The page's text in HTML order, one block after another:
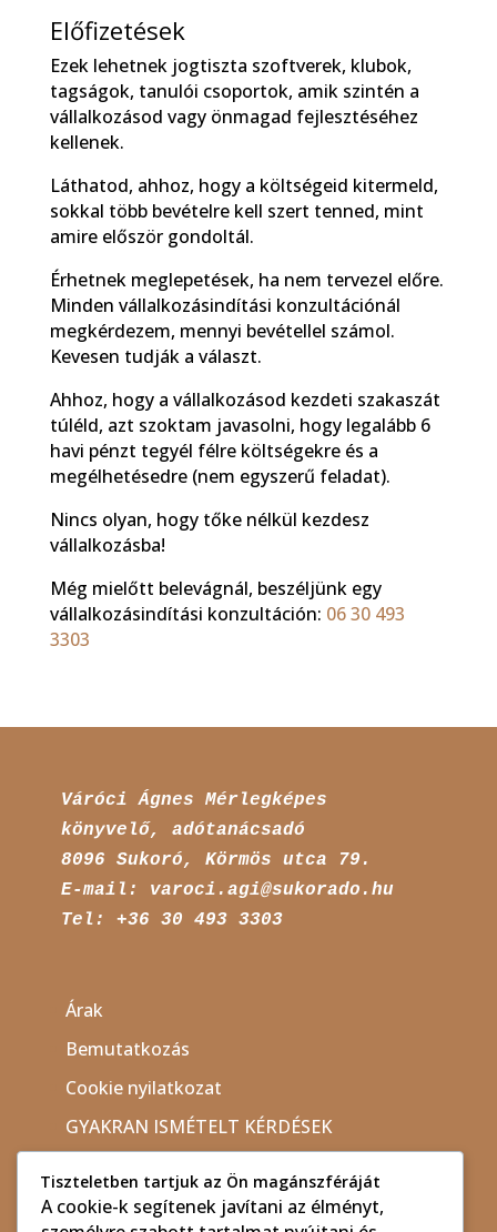
Előfizetések
Ezek lehetnek jogtiszta szoftverek, klubok,
tagságok, tanulói csoportok, amik szintén a
vállalkozásod vagy önmagad fejlesztéséhez
kellenek.
Láthatod, ahhoz, hogy a költségeid kitermeld,
sokkal több bevételre kell szert tenned, mint
amire először gondoltál.
Érhetnek meglepetések, ha nem tervezel előre.
Minden vállalkozásindítási konzultációnál
megkérdezem, mennyi bevétellel számol.
Kevesen tudják a választ.
Ahhoz, hogy a vállalkozásod kezdeti szakaszát
túléld, azt szoktam javasolni, hogy legalább 6
havi pénzt tegyél félre költségekre és a
megélhetésedre (nem egyszerű feladat).
Nincs olyan, hogy tőke nélkül kezdesz
vállalkozásba!
Még mielőtt belevágnál, beszéljünk egy
vállalkozásindítási konzultáción: 06 30 493
3303
Váróci Ágnes Mérlegképes
8096 Sukoró, Körmös utca 79.
E-mail: varoci.agi@sukorado.hu
Tel: +36 30 493 3303
Árak
Bemutatkozás
Cookie nyilatkozat
GYAKRAN ISMÉTELT KÉRDÉSEK
Kezdőlap
Tiszteletben tartjuk az Ön magánszféráját
A cookie-k segítenek javítani az élményt,